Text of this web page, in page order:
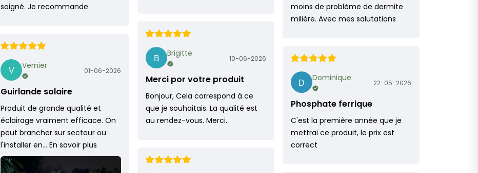
soigné. Je recommande
moins de problème de dermite
milière. Avec mes salutations
Brigitte 10-06-2026
Merci por votre produit
Bonjour, Cela correspond à ce
que je souhaitais. La qualité est
au rendez-vous. Merci.
Vernier 01-06-2026
Guirlande solaire
Produit de grande qualité et
éclairage vraiment efficace. On
peut brancher sur secteur ou
l'installer en… En savoir plus
Dominique 22-05-2026
Phosphate ferrique
C'est la première année que je
mettrai ce produit, le prix est
correct